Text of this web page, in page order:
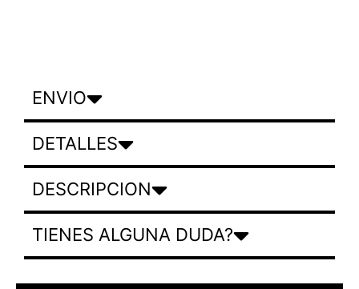
ENVIO
DETALLES
DESCRIPCION
TIENES ALGUNA DUDA?